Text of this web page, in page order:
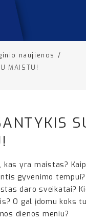
naujienos /
MAISTU!
kas yra maistas?
gyvenimo
daro sveikatai?
O gal įdomu koks
dienos meniu?